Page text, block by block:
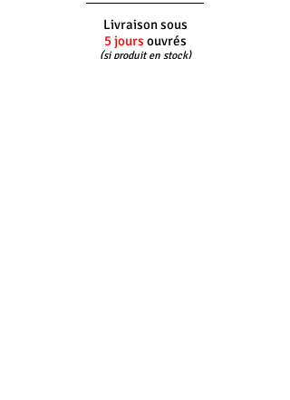
Livraison sous
5 jours ouvrés
(si produit en stock)